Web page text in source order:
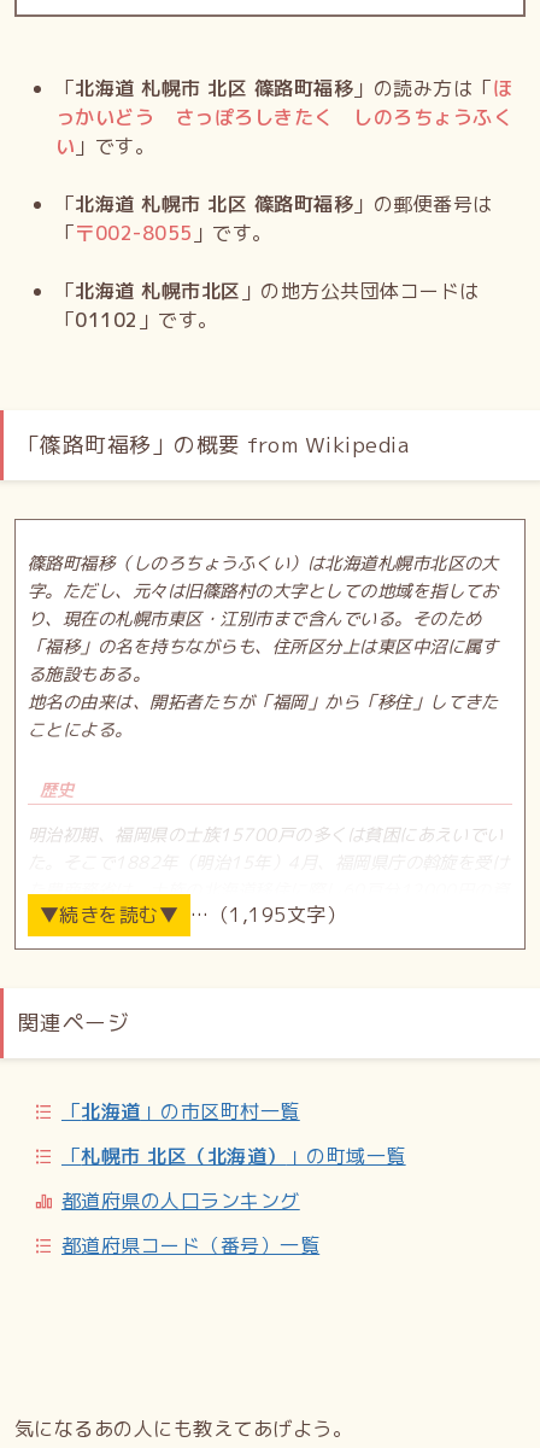
「北海道 札幌市 北区 篠路町福移 」の読み方は「ほ
っかいどう さっぽろしきたく しのろちょうふく
い 」です。
「北海道 札幌市 北区 篠路町福移 」の郵便番号は
「〒002-8055 」です。
「北海道 札幌市北区 」の地方公共団体コードは
「01102 」です。
「篠路町福移」の概要 from Wikipedia
篠路町福移（しのろちょうふくい）は北海道札幌市北区の大
字。ただし、元々は旧篠路村の大字としての地域を指してお
り、現在の札幌市東区・江別市まで含んでいる。そのため
「福移」の名を持ちながらも、住所区分上は東区中沼に属す
る施設もある。
地名の由来は、開拓者たちが「福岡」から「移住」してきた
ことによる。
歴史
明治初期、福岡県の士族15700戸の多くは貧困にあえいでい
た農商務省は、士族の北海道移住に際し60戸分12000円の資
金貸与を認めた。移住希望者たちは福本誠をリーダーとする
「開墾社」を組織したが、先行きの不安を理由に60戸のうち
出発。5月4日に小樽に着き、翌5月5日に当別太（とうべつぶ
と）と呼ばれていた現地に入った。ところがほどなくして、
につぎ込み、喪失した。もともと杜撰な計画の立て方をして
いた福本は何ら自己資金を供出しておらず、札幌県に食料費
の貸与を請願しても断られ、開墾社は開拓以前の問題として
日々の生活に行き詰まるようになってしまった。
ため、事態は社会問題化した。1883年（明治16年）、福岡
しかし当座の問題が解決してもこの地での生活が楽になった
…（1,195文字）
関連ページ
「北海道 」の市区町村一覧
「札幌市 北区（北海道）
」の町域一覧
都道府県の人口ランキング
都道府県コード（番号）一覧
気になるあの人にも教えてあげよう。